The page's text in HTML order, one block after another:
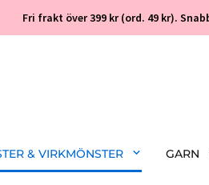
Fri frakt över 399 kr (ord. 49 kr).
& VIRKMÖNSTER GARN